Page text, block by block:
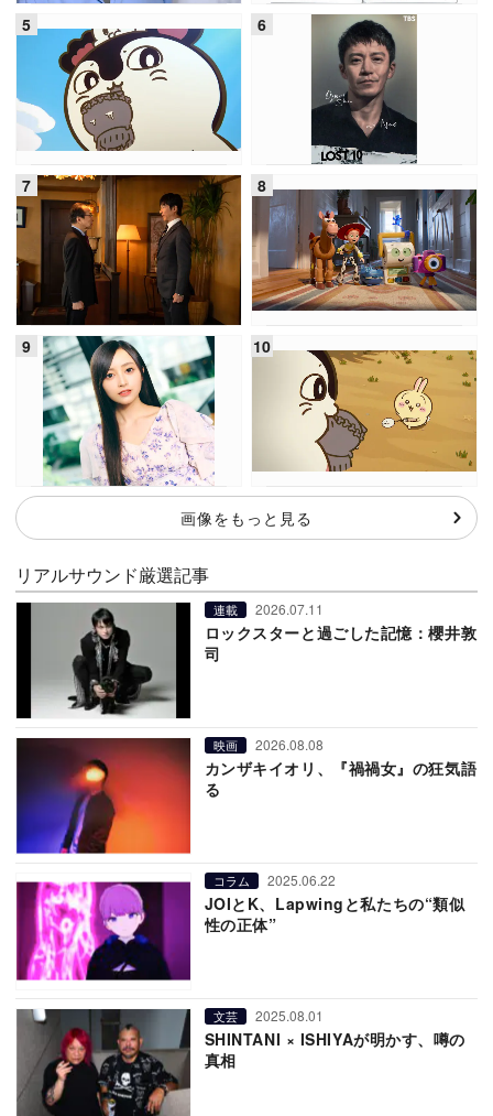
画像をもっと見る
リアルサウンド厳選記事
連載 2026.07.11
ロックスターと過ごした記憶：櫻井敦
司
映画 2026.08.08
カンザキイオリ、『禍禍女』の狂気語
る
コラム 2025.06.22
JOIとK、Lapwingと私たちの“類似
性の正体”
文芸 2025.08.01
SHINTANI × ISHIYAが明かす、噂の
真相